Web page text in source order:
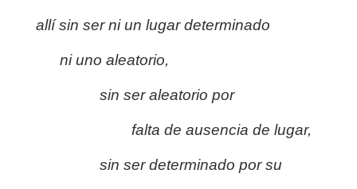
allí sin ser ni un lugar determinado
ni uno aleatorio,
sin ser aleatorio por
falta de ausencia de lugar,
sin ser determinado por su